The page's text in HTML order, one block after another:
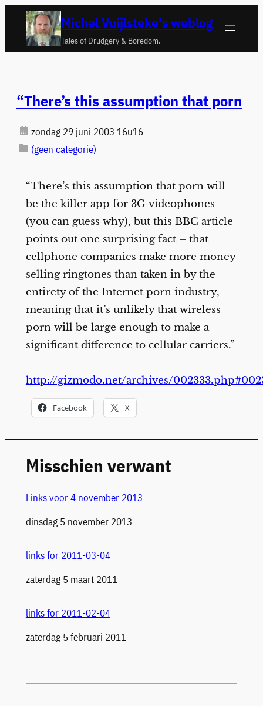
naar
Michel Vuijlsteke's weblog
Tales of Drudgery & Boredom.
“There’s this assumption that porn
zondag 29 juni 2003 16u16
(geen categorie)
“There’s this assumption that porn will
be the killer app for 3G videophones
(you can guess why), but this BBC article
points out one surprising fact – that
cellphone companies make more money
selling ringtones than taken in by the
entirety of the Internet porn industry,
meaning that it’s unlikely that wireless
porn will be large enough to make a
significant difference to cellular carriers.”
http://gizmodo.net/archives/
Facebook X
Misschien verwant
Links voor 4 november 2013
Datum
dinsdag 5 november 2013
links for 2011-03-04
Datum
zaterdag 5 maart 2011
links for 2011-02-04
Datum
zaterdag 5 februari 2011